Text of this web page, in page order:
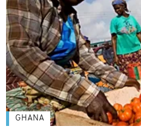
GHANA